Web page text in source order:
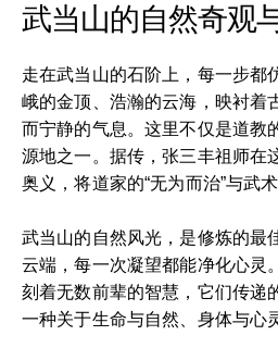
武当山的自然奇观
走在武当山的石阶上，每一步都
峨的金顶、浩瀚的云海，映衬着
而宁静的气息。这里不仅是道教
源地之一。据传，张三丰祖师在
奥义，将道家的“无为而治”与武
武当山的自然风光，是修炼的最
云端，每一次凝望都能净化心灵
刻着无数前辈的智慧，它们传递
一种关于生命与自然、身体与心